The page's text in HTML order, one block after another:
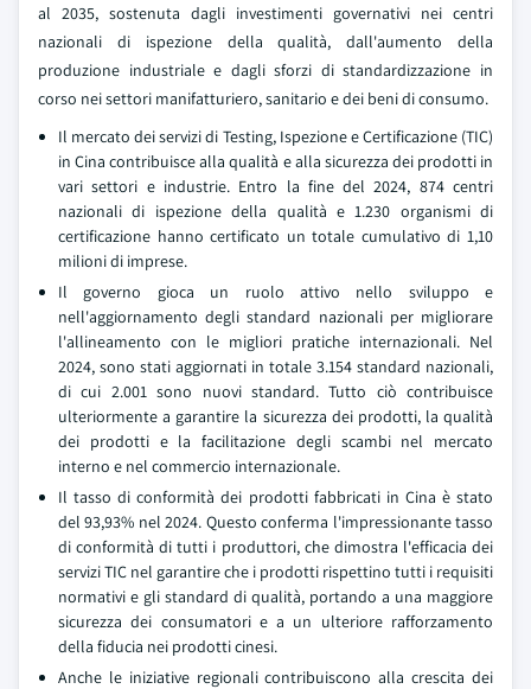
al 2035, sostenuta dagli investimenti governativi nei centri
nazionali di ispezione della qualità, dall'aumento della
produzione industriale e dagli sforzi di standardizzazione in
corso nei settori manifatturiero, sanitario e dei beni di consumo.
Il mercato dei servizi di Testing, Ispezione e Certificazione (TIC)
in Cina contribuisce alla qualità e alla sicurezza dei prodotti in
vari settori e industrie. Entro la fine del 2024, 874 centri
nazionali di ispezione della qualità e 1.230 organismi di
certificazione hanno certificato un totale cumulativo di 1,10
milioni di imprese.
Il governo gioca un ruolo attivo nello sviluppo e
nell'aggiornamento degli standard nazionali per migliorare
l'allineamento con le migliori pratiche internazionali. Nel
2024, sono stati aggiornati in totale 3.154 standard nazionali,
di cui 2.001 sono nuovi standard. Tutto ciò contribuisce
ulteriormente a garantire la sicurezza dei prodotti, la qualità
dei prodotti e la facilitazione degli scambi nel mercato
interno e nel commercio internazionale.
Il tasso di conformità dei prodotti fabbricati in Cina è stato
del 93,93% nel 2024. Questo conferma l'impressionante tasso
di conformità di tutti i produttori, che dimostra l'efficacia dei
servizi TIC nel garantire che i prodotti rispettino tutti i requisiti
normativi e gli standard di qualità, portando a una maggiore
sicurezza dei consumatori e a un ulteriore rafforzamento
della fiducia nei prodotti cinesi.
Anche le iniziative regionali contribuiscono alla crescita dei